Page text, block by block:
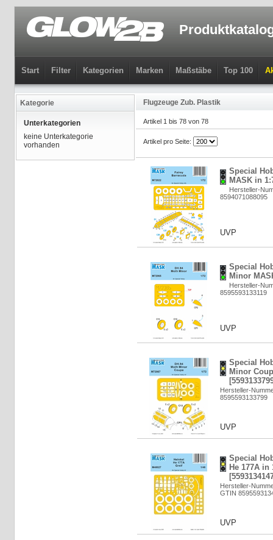
Start Filter Kategorien Marken Maßstäbe Top 100
Kategorie
Unterkategorien
keine Unterkategorie
vorhanden
Flugzeuge Zub. Plastik
Artikel 1 bis 78 von 78
Artikel pro Seite:
Special
MASK in
Hersteller-
8594071088095
UVP
Special
Minor
Hersteller-
8595593133119
UVP
Special
Minor
Hersteller-
8595593133799
UVP
Special
He 177A in
Hersteller-
GTIN
UVP